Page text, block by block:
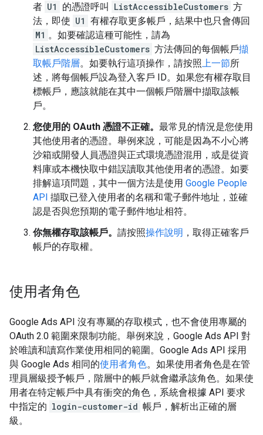
者 U1 的憑證呼叫 ListAccessibleCustomers 方
法，即使 U1 有權存取更多帳戶，結果中也只會傳回
M1 。如要確認這種可能性，請為
ListAccessibleCustomers 方法傳回的每個帳戶擷
取帳戶階層。如要執行這項操作，請按照上一節所
述，將每個帳戶設為登入客戶 ID。如果您有權存取目
標帳戶，應該就能在其中一個帳戶階層中擷取該帳
戶。
您使用的 OAuth 憑證不正確。 最常見的情況是您使用
其他使用者的憑證。舉例來說，可能是因為不小心將
沙箱或開發人員憑證與正式環境憑證混用，或是從資
料庫或本機快取中錯誤讀取其他使用者的憑證。如要
排解這項問題，其中一個方法是使用 Google People
API 擷取已登入使用者的名稱和電子郵件地址，並確
認是否與您預期的電子郵件地址相符。
你無權存取該帳戶。 請按照操作說明 ，取得正確客戶
帳戶的存取權。
使用者角色
Google Ads API 沒有專屬的存取模式，也不會使用專屬的
OAuth 2.0 範圍來限制功能。舉例來說，Google Ads API 對
於唯讀和讀寫作業使用相同的範圍。Google Ads API 採用
與 Google Ads 相同的使用者角色。如果使用者角色是在管
理員層級授予帳戶，階層中的帳戶就會繼承該角色。如果使
用者在特定帳戶中具有衝突的角色，系統會根據 API 要求
中指定的 login-customer-id 帳戶，解析出正確的層
級。